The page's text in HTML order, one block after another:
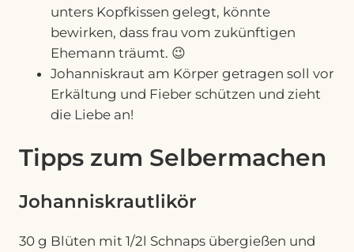
unters Kopfkissen gelegt, könnte
bewirken, dass frau vom zukünftigen
Ehemann träumt. 😉
Johanniskraut am Körper getragen soll vor
Erkältung und Fieber schützen und zieht
die Liebe an!
Tipps zum Selbermachen
Johanniskrautlikör
30 g Blüten mit 1/2l Schnaps übergießen und